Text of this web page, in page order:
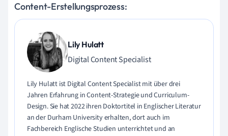
Content-Erstellungsprozess:
Lily Hulatt
Digital Content Specialist
Lily Hulatt ist Digital Content Specialist mit über drei
Jahren Erfahrung in Content-Strategie und Curriculum-
Design. Sie hat 2022 ihren Doktortitel in Englischer Literatur
an der Durham University erhalten, dort auch im
Fachbereich Englische Studien unterrichtet und an